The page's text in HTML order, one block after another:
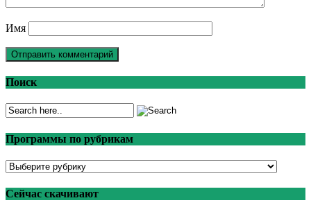
Имя
Поиск
Программы по рубрикам
Программы
рубрикам
Сейчас скачивают